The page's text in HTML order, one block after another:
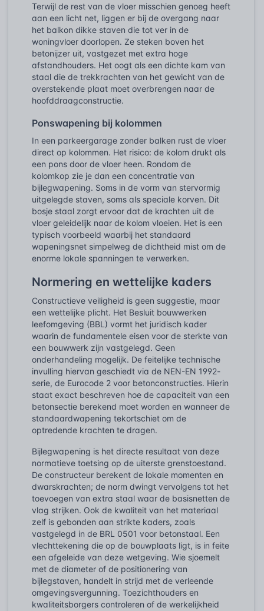
Terwijl de rest van de vloer misschien genoeg heeft
aan een licht net, liggen er bij de overgang naar
het balkon dikke staven die tot ver in de
woningvloer doorlopen. Ze steken boven het
betonijzer uit, vastgezet met extra hoge
afstandhouders. Het oogt als een dichte kam van
staal die de trekkrachten van het gewicht van de
overstekende plaat moet overbrengen naar de
hoofddraagconstructie.
Ponswapening bij kolommen
In een parkeergarage zonder balken rust de vloer
direct op kolommen. Het risico: de kolom drukt als
een pons door de vloer heen. Rondom de
kolomkop zie je dan een concentratie van
bijlegwapening. Soms in de vorm van stervormig
uitgelegde staven, soms als speciale korven. Dit
bosje staal zorgt ervoor dat de krachten uit de
vloer geleidelijk naar de kolom vloeien. Het is een
typisch voorbeeld waarbij het standaard
wapeningsnet simpelweg de dichtheid mist om de
enorme lokale spanningen te verwerken.
Normering en wettelijke kaders
Constructieve veiligheid is geen suggestie, maar
een wettelijke plicht. Het Besluit bouwwerken
leefomgeving (BBL) vormt het juridisch kader
waarin de fundamentele eisen voor de sterkte van
een bouwwerk zijn vastgelegd. Geen
onderhandeling mogelijk. De feitelijke technische
invulling hiervan geschiedt via de NEN-EN 1992-
serie, de Eurocode 2 voor betonconstructies. Hierin
staat exact beschreven hoe de capaciteit van een
betonsectie berekend moet worden en wanneer de
standaardwapening tekortschiet om de
optredende krachten te dragen.
Bijlegwapening is het directe resultaat van deze
normatieve toetsing op de uiterste grenstoestand.
De constructeur berekent de lokale momenten en
dwarskrachten; de norm dwingt vervolgens tot het
toevoegen van extra staal waar de basisnetten de
vlag strijken. Ook de kwaliteit van het materiaal
zelf is gebonden aan strikte kaders, zoals
vastgelegd in de BRL 0501 voor betonstaal. Een
vlechttekening die op de bouwplaats ligt, is in feite
een afgeleide van deze wetgeving. Wie sjoemelt
met de diameter of de positionering van
bijlegstaven, handelt in strijd met de verleende
omgevingsvergunning. Toezichthouders en
kwaliteitsborgers controleren of de werkelijkheid